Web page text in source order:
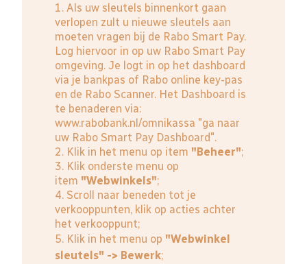
1. Als uw sleutels binnenkort gaan
verlopen zult u nieuwe sleutels aan
moeten vragen bij de Rabo Smart Pay.
Log hiervoor in op uw Rabo Smart Pay
omgeving. Je logt in op het dashboard
via je bankpas of Rabo online key-pas
en de Rabo Scanner. Het Dashboard is
te benaderen via:
www.rabobank.nl/omnikassa "ga naar
uw Rabo Smart Pay Dashboard".
2. Klik in het menu op item "Beheer";
3. Klik onderste menu op
item "Webwinkels";
4. Scroll naar beneden tot je
verkooppunten, klik op acties achter
het verkooppunt;
5. Klik in het menu op "Webwinkel
sleutels" -> Bewerk;